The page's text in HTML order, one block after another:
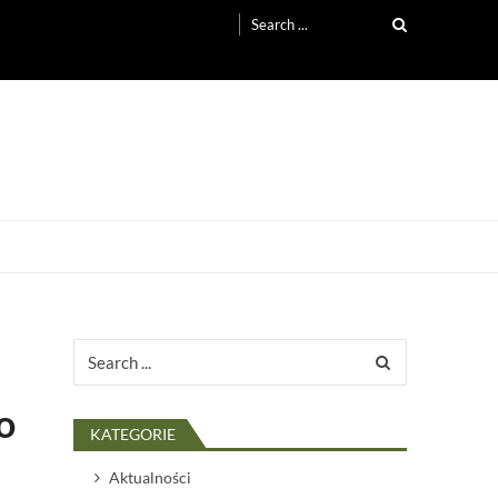
for:
for:
KATEGORIE
Aktualności